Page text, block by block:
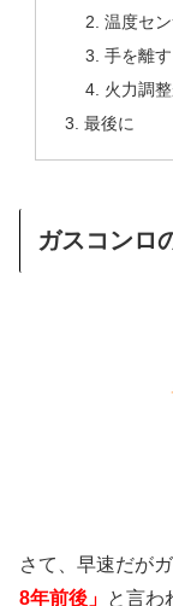
温度セ
手を離
火力調
最後に
ガスコンロ
さて、早速だが
8年前後」 と言わ